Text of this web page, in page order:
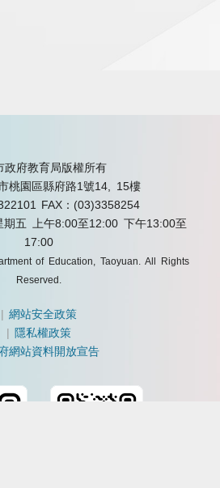
政府教育局版權所有
桃園區縣府路1號14, 15樓
FAX：(03)3358254
期五 上午8:00至12:00 下午13:00至
17:00
of Education, Taoyuan. All Rights
Reserved.
|網站安全政策
| 隱私權政策
網站資料開放宣告